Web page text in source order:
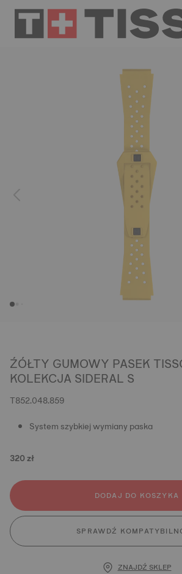
ŹÓŁTY GUMOWY PASEK
KOLEKCJA SIDERAL S
T852.048.859
System szybkiej wymiany paska
320 zł
DODAJ DO KOSZYKA
SPRAWDŹ
ZNAJDŹ SKLEP